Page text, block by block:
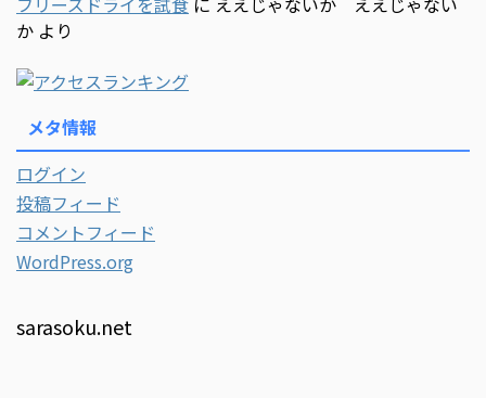
か より
メタ情報
ログイン
投稿フィード
コメントフィード
WordPress.org
sarasoku.net